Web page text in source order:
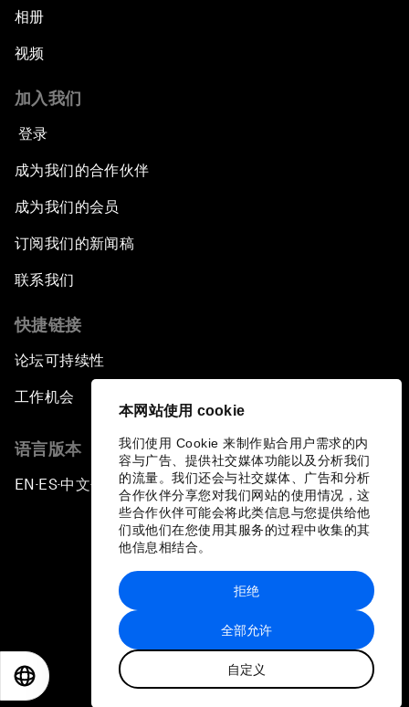
本网站使用 cookie
我们使用 Cookie 来制作贴合用户需求的内
容与广告、提供社交媒体功能以及分析我们
的流量。我们还会与社交媒体、广告和分析
合作伙伴分享您对我们网站的使用情况，这
些合作伙伴可能会将此类信息与您提供给他
们或他们在您使用其服务的过程中收集的其
他信息相结合。
全部允许
自定义
拒绝
相册
视频
加入我们
登录
成为我们的合作伙伴
成为我们的会员
订阅我们的新闻稿
联系我们
快捷链接
论坛可持续性
工作机会
语言版本
EN ▪ES▪中文▪ 日本語
站点地图
世界经济论坛